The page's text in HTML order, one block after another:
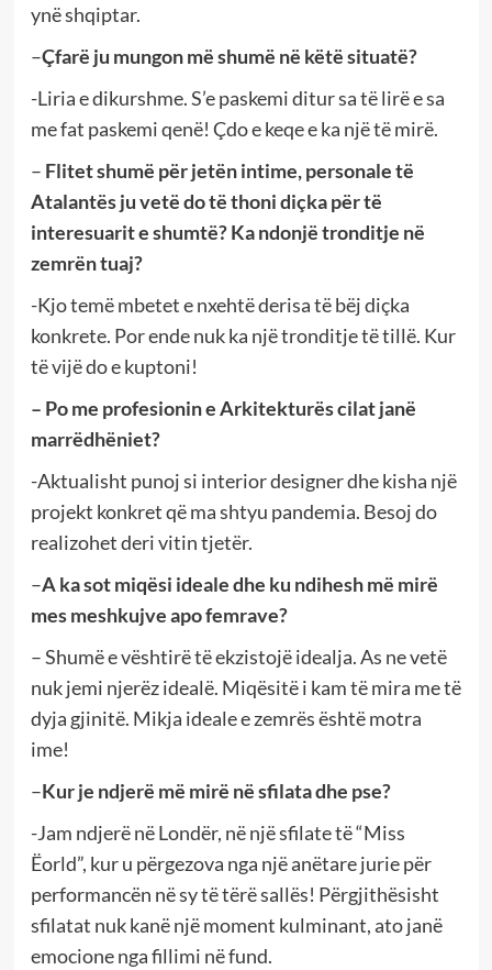
ynë shqiptar.
–Çfarë ju mungon më shumë në këtë situatë?
-Liria e dikurshme. S’e paskemi ditur sa të lirë e sa
me fat paskemi qenë! Çdo e keqe e ka një të mirë.
– Flitet shumë për jetën intime, personale të
Atalantës ju vetë do të thoni diçka për të
interesuarit e shumtë? Ka ndonjë tronditje në
zemrën tuaj?
-Kjo temë mbetet e nxehtë derisa të bëj diçka
konkrete. Por ende nuk ka një tronditje të tillë. Kur
të vijë do e kuptoni!
– Po me profesionin e Arkitekturës cilat janë
marrëdhëniet?
-Aktualisht punoj si interior designer dhe kisha një
projekt konkret që ma shtyu pandemia. Besoj do
realizohet deri vitin tjetër.
–A ka sot miqësi ideale dhe ku ndihesh më mirë
mes meshkujve apo femrave?
– Shumë e vështirë të ekzistojë idealja. As ne vetë
nuk jemi njerëz idealë. Miqësitë i kam të mira me të
dyja gjinitë. Mikja ideale e zemrës është motra
ime!
–Kur je ndjerë më mirë në sfilata dhe pse?
-Jam ndjerë në Londër, në një sfilate të “Miss
Ëorld”, kur u përgezova nga një anëtare jurie për
performancën në sy të tërë sallës! Përgjithësisht
sfilatat nuk kanë një moment kulminant, ato janë
emocione nga fillimi në fund.